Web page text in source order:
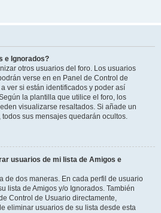
e Ignorados?
otros usuarios del foro. Los usuarios
verse en en Panel de Control de
ver si están identificados y poder así
la plantilla que utilice el foro, los
visualizarse resaltados. Si añade un
sus mensajes quedarán ocultos.
usuarios de mi lista de Amigos e
de dos maneras. En cada perfil de usuario
lista de Amigos y/o Ignorados. También
Control de Usuario directamente,
eliminar usuarios de su lista desde esta